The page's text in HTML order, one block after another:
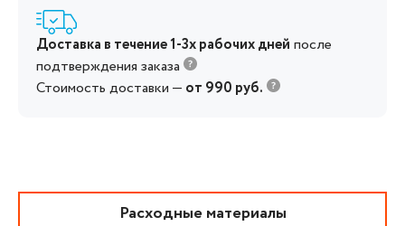
Доставка в течение 1-3х рабочих дней после
подтверждения заказа
Стоимость доставки — от 990 руб.
Расходные материалы